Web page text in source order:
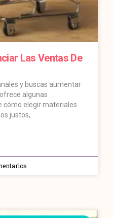
Las Ventas De
y buscas aumentar
algunas
cómo elegir materiales
justos,